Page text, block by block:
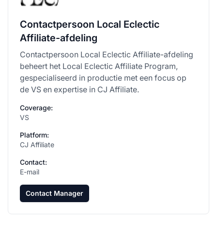
Contactpersoon Local Eclectic
Affiliate-afdeling
Contactpersoon Local Eclectic Affiliate-afdeling
beheert het Local Eclectic Affiliate Program,
gespecialiseerd in productie met een focus op
de VS en expertise in CJ Affiliate.
Coverage:
VS
Platform:
CJ Affiliate
Contact:
E-mail
Contact Manager